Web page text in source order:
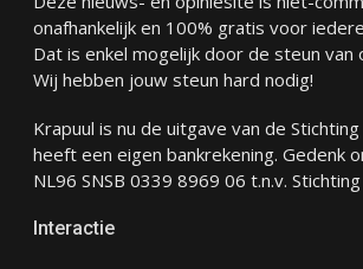
onafhankelijk en 100% gratis voor
Dat is enkel mogelijk door de steun van
Wij hebben jouw steun hard nodig!
Krapuul is nu de uitgave van de
heeft een eigen bankrekening. Gedenk
NL96 SNSB 0339 8969 06 t.n.v.
Interactie